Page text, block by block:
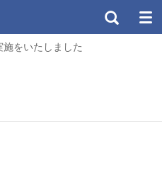
をいたしました